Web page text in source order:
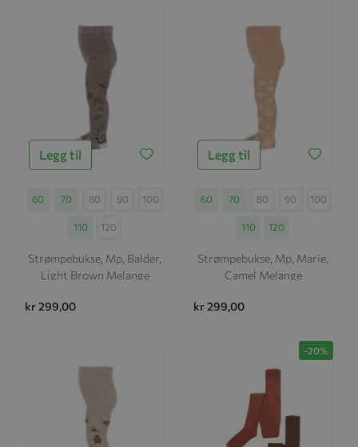
Legg til
Størrelse
60 70 80 90 100
110 120
Strømpebukse, Mp, Balder,
Light Brown Melange
kr 299,00
Legg til
Størrelse
60 70 80 90 100
110 120
Strømpebukse, Mp, Marie,
Camel Melange
kr 299,00
-20%